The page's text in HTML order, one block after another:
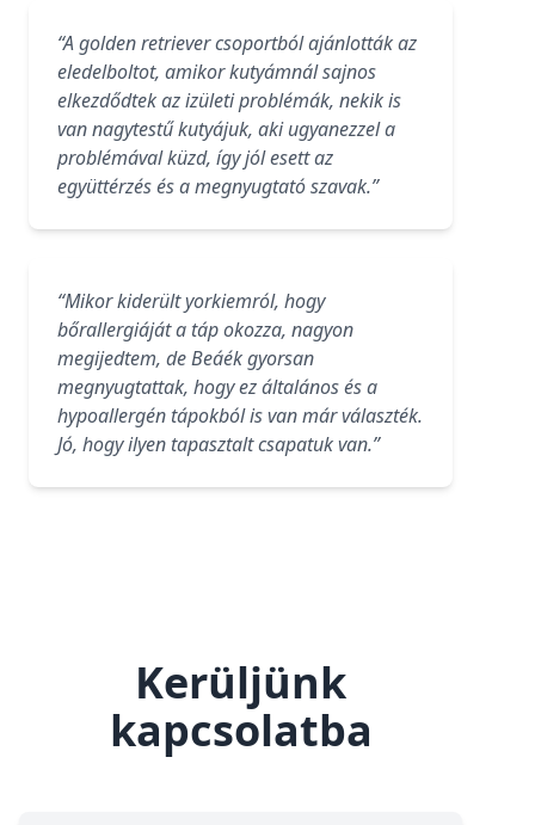
“A golden retriever csoportból ajánlották az
eledelboltot, amikor kutyámnál sajnos
elkezdődtek az izületi problémák, nekik is
van nagytestű kutyájuk, aki ugyanezzel a
problémával küzd, így jól esett az
együttérzés és a megnyugtató szavak.”
“Mikor kiderült yorkiemról, hogy
bőrallergiáját a táp okozza, nagyon
megijedtem, de Beáék gyorsan
megnyugtattak, hogy ez általános és a
hypoallergén tápokból is van már választék.
Jó, hogy ilyen tapasztalt csapatuk van.”
Kerüljünk
kapcsolatba